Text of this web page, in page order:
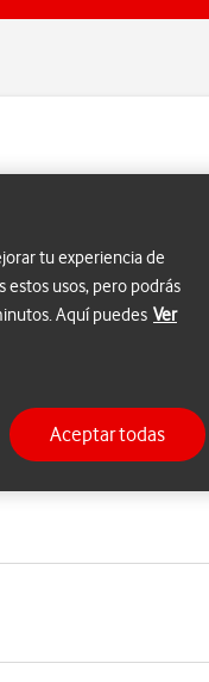
tu experiencia de
estos usos, pero podrás
Aquí puedes Ver
Aceptar todas